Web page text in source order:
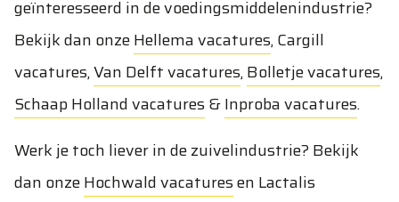
geïnteresseerd in de voedingsmiddelenindustrie?
Bekijk dan onzeHellema vacatures,Cargill
vacatures,Van Delft vacatures,Bolletje vacatures,
Schaap Holland vacatures&Inproba vacatures.
Werk je toch liever in de zuivelindustrie? Bekijk
dan onzeHochwald vacaturesen Lactalis